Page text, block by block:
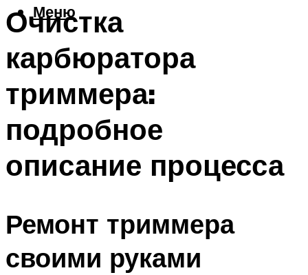
Меню
Очистка
карбюратора
триммера:
подробное
описание процесса
Ремонт триммера
своими руками